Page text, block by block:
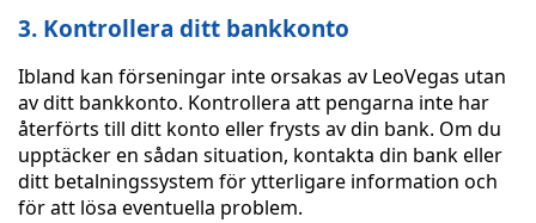
3. Kontrollera ditt bankkonto
Ibland kan förseningar inte orsakas av LeoVegas utan
av ditt bankkonto. Kontrollera att pengarna inte har
återförts till ditt konto eller frysts av din bank. Om du
upptäcker en sådan situation, kontakta din bank eller
ditt betalningssystem för ytterligare information och
för att lösa eventuella problem.